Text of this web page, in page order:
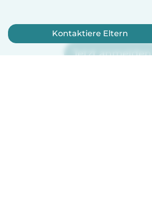
Jetzt anmelden
Kontaktiere Eltern